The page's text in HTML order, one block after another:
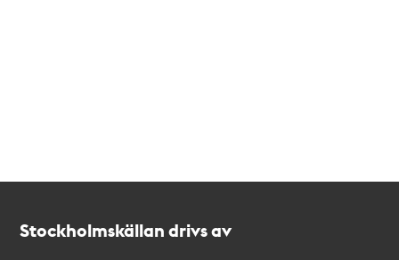
Stockholmskällan drivs av